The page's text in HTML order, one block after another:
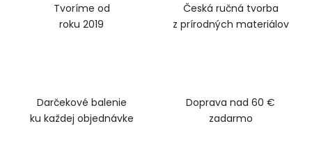
Tvoríme od
roku 2019
Česká ručná tvorba
z prírodných materiálov
Darčekové balenie
ku každej objednávke
Doprava nad 60 €
zadarmo